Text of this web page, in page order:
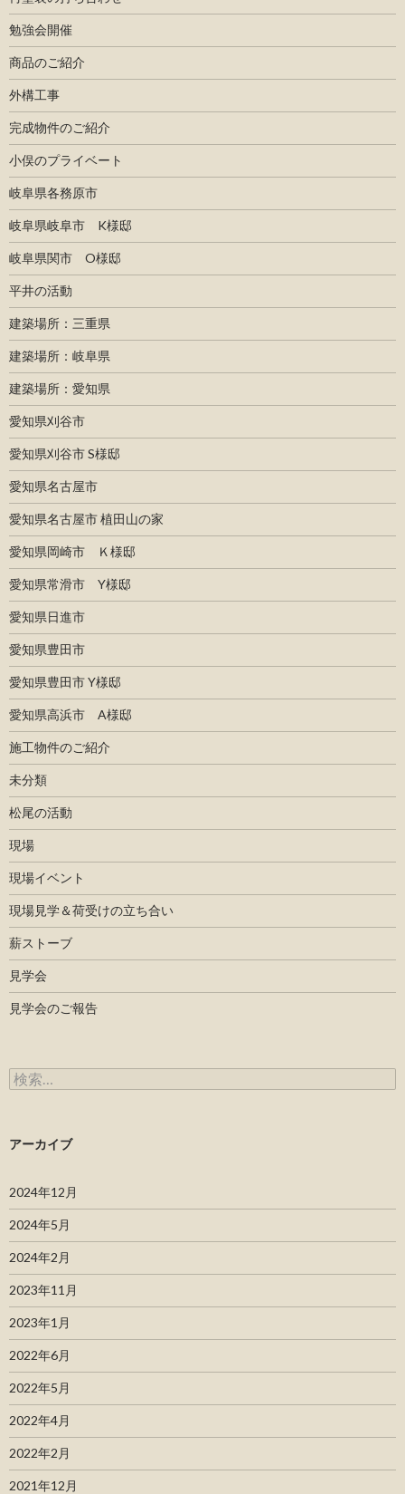
勉強会開催
商品のご紹介
外構工事
完成物件のご紹介
小俣のプライベート
岐阜県各務原市
岐阜県岐阜市 K様邸
岐阜県関市 O様邸
平井の活動
建築場所：三重県
建築場所：岐阜県
建築場所：愛知県
愛知県刈谷市
愛知県刈谷市 S様邸
愛知県名古屋市
愛知県名古屋市 植田山の家
愛知県岡崎市 Ｋ様邸
愛知県常滑市 Y様邸
愛知県日進市
愛知県豊田市
愛知県豊田市 Y様邸
愛知県高浜市 A様邸
施工物件のご紹介
未分類
松尾の活動
現場
現場イベント
現場見学＆荷受けの立ち合い
薪ストーブ
見学会
見学会のご報告
検索:
アーカイブ
2024年12月
2024年5月
2024年2月
2023年11月
2023年1月
2022年6月
2022年5月
2022年4月
2022年2月
2021年12月